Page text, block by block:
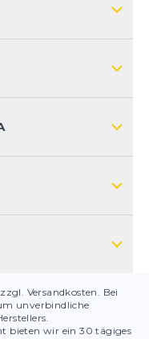
Versandkosten. Bei
unverbindliche
bieten wir ein 30 tägiges